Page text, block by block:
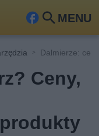
MENU
Fa
ook
Szu
kaj
Dalmierze:
Ceny,